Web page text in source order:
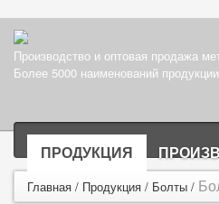
Производство и оптовая продажа
Более 5000 наименований
ПРОДУКЦИЯ
Главная / Продукция / Болты /